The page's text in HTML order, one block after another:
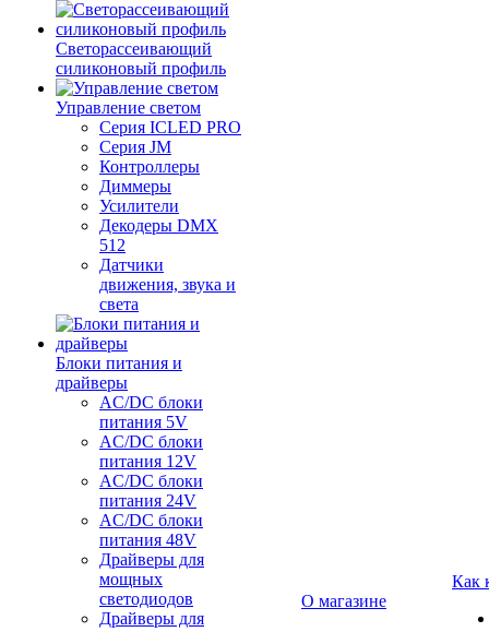
Светорассеивающий
силиконовый профиль
Управление светом
Серия ICLED PRO
Серия JM
Контроллеры
Диммеры
Усилители
Декодеры DMX
512
Датчики
движения, звука и
света
Блоки питания и
драйверы
AC/DC блоки
питания 5V
AC/DC блоки
питания 12V
AC/DC блоки
питания 24V
AC/DC блоки
питания 48V
Драйверы для
мощных
светодиодов
Драйверы для
О магазине
Как